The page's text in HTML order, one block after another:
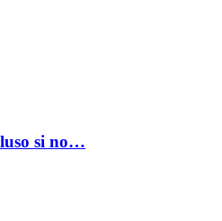
si no…